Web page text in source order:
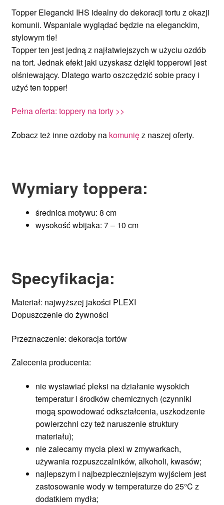
Topper Elegancki IHS idealny do dekoracji tortu z okazji
komunii. Wspaniale wyglądać będzie na eleganckim,
stylowym tle!
Topper ten jest jedną z najłatwiejszych w użyciu ozdób
na tort. Jednak efekt jaki uzyskasz dzięki topperowi jest
olśniewający. Dlatego warto oszczędzić sobie pracy i
użyć ten topper!
Pełna oferta: toppery na torty >>
Zobacz też inne ozdoby na komunięz naszej oferty.
Wymiary toppera:
średnica motywu: 8 cm
wysokość wbijaka: 7 – 10 cm
Specyfikacja:
Materiał: najwyższej jakości PLEXI
Dopuszczenie do żywności
Przeznaczenie: dekoracja tortów
Zalecenia producenta:
nie wystawiać pleksi na działanie wysokich
temperatur i środków chemicznych (czynniki
mogą spowodować odkształcenia, uszkodzenie
powierzchni czy też naruszenie struktury
materiału);
nie zalecamy mycia plexi w zmywarkach,
używania rozpuszczalników, alkoholi, kwasów;
najlepszym i najbezpieczniejszym wyjściem jest
zastosowanie wody w temperaturze do 25°C z
dodatkiem mydła;